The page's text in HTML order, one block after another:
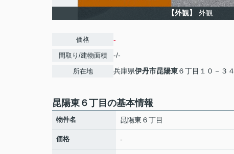
【外観】 外観
価格 -
間取り/建物面積 -/-
所在地 兵庫県伊丹市昆陽東６丁目１０－３４
昆陽東６丁目の基本情報
物件名 昆陽東６丁目
価格 -